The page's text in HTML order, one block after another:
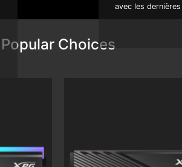
avec les
Popular Choices